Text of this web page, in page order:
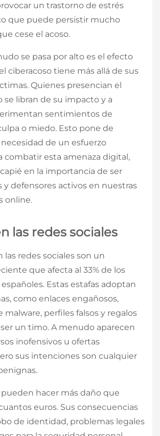
un trastorno de estrés
que puede persistir mucho
cese el acoso.
se pasa por alto es el efecto
ciberacoso tiene más allá de sus
Quienes presencian el
se libran de su impacto y a
sentimientos de
o miedo. Esto pone de
de un esfuerzo
combatir esta amenaza digital,
en la importancia de ser
y defensores activos en nuestras
online.
las redes sociales
las redes sociales son un
que afecta al 33% de los
Estas estafas adoptan
como enlaces engañosos,
malware, perfiles falsos y regalos
un timo. A menudo aparecen
inofensivos u ofertas
sus intenciones son cualquier
pueden hacer más daño que
euros. Sus consecuencias
de identidad, problemas legales